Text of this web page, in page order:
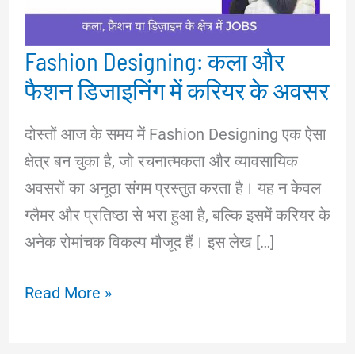
Fashion Designing: कला और
फैशन डिजाइनिंग में करियर के अवसर
दोस्तों आज के समय में Fashion Designing एक ऐसा
क्षेत्र बन चुका है, जो रचनात्मकता और व्यावसायिक
अवसरों का अनूठा संगम प्रस्तुत करता है। यह न केवल
ग्लैमर और प्रतिष्ठा से भरा हुआ है, बल्कि इसमें करियर के
अनेक रोमांचक विकल्प मौजूद हैं। इस लेख […]
Fashion
Read More »